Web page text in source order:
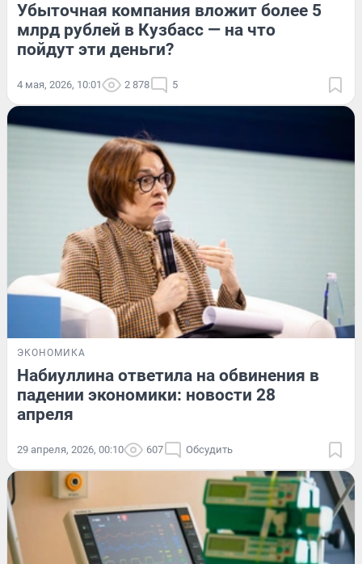
Убыточная компания вложит более 5
млрд рублей в Кузбасс — на что
пойдут эти деньги?
4 мая, 2026, 10:01 2 878 5
ЭКОНОМИКА
Набиуллина ответила на обвинения в
падении экономики: новости 28
апреля
29 апреля, 2026, 00:10 607 Обсудить